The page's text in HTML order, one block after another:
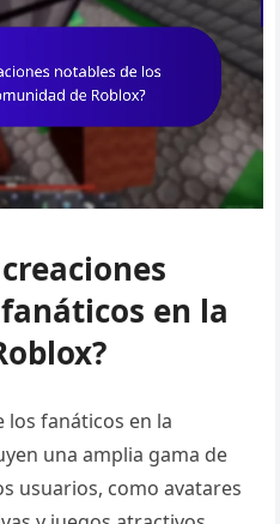
en la
los fanáticos en la
una amplia gama de
usuarios, como avatares